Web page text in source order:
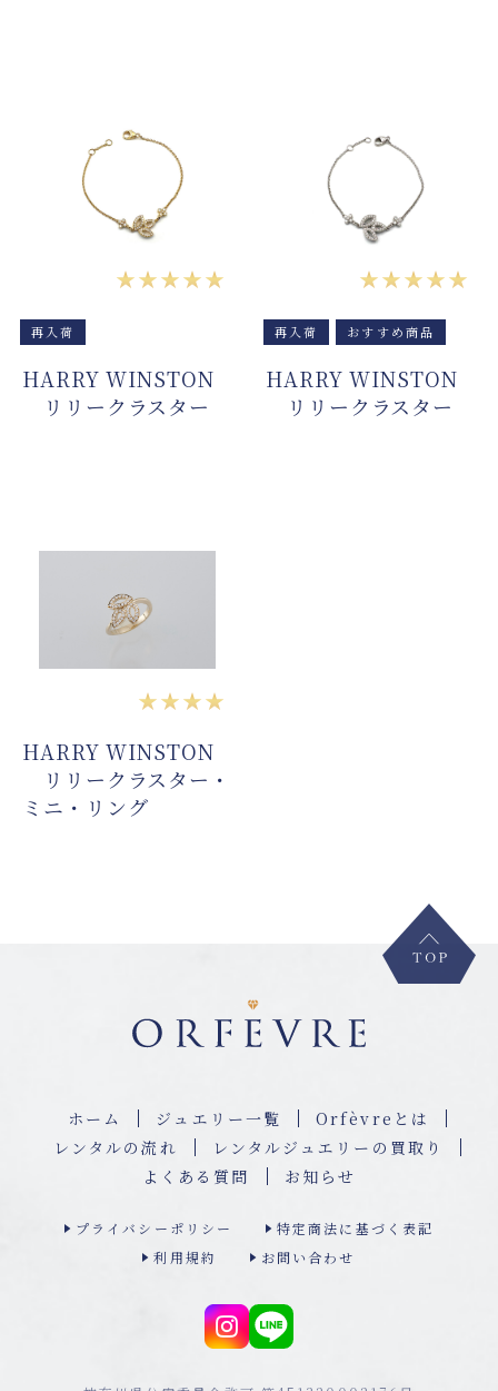
★★★★★
再入荷
HARRY WINSTON
リリークラスター
★★★★★
再入荷 おすすめ商品
HARRY WINSTON
リリークラスター
★★★★
HARRY WINSTON
リリークラスター・
ミニ・リング
ホーム ジュエリー⼀覧
Orfèvreとは
レンタルの流れ
レンタルジュエリーの買取り
よくある質問
お知らせ
プライバシーポリシー
特定商法に基づく表記
利用規約
お問い合わせ